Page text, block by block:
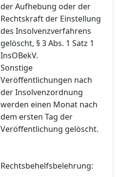
der Aufhebung oder der
Rechtskraft der Einstellung
des Insolvenzverfahrens
gelöscht, § 3 Abs. 1 Satz 1
InsOBekV.
Sonstige
Veröffentlichungen nach
der Insolvenzordnung
werden einen Monat nach
dem ersten Tag der
Veröffentlichung gelöscht.
Rechtsbehelfsbelehrung: